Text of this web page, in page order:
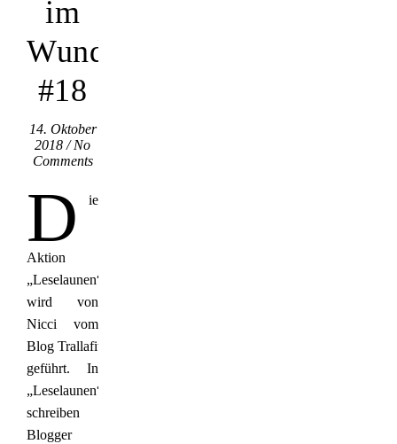
im
Wunderland
#18
14. Oktober
2018 / No
Comments
D ie
Aktion
„Leselaunen“
wird von
Nicci vom
Blog Trallafittibooks
geführt. In
„Leselaunen“
schreiben
Blogger